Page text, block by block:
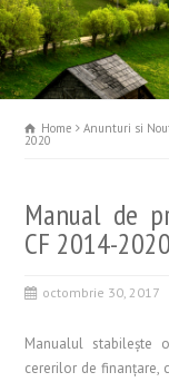
Home Anunturi si
2020
Manual de
CF 2014-2020
octombrie 30, 2017
Manualul stabileşte
cererilor de finanţare,